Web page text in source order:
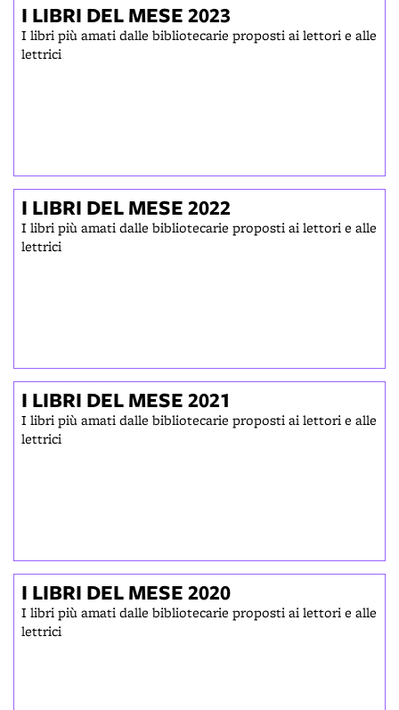
I LIBRI DEL MESE 2023
I libri più amati dalle bibliotecarie proposti ai lettori e alle
lettrici
I LIBRI DEL MESE 2022
I libri più amati dalle bibliotecarie proposti ai lettori e alle
lettrici
I LIBRI DEL MESE 2021
I libri più amati dalle bibliotecarie proposti ai lettori e alle
lettrici
I LIBRI DEL MESE 2020
I libri più amati dalle bibliotecarie proposti ai lettori e alle
lettrici